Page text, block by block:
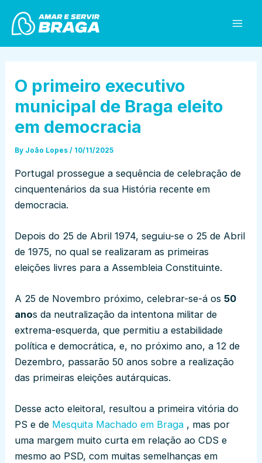
content
O primeiro executivo
municipal de Braga eleito
em democracia
By João Lopes/ 10/11/2025
Portugal prossegue a sequência de celebração de
cinquentenários da sua História recente em
democracia.
Depois do 25 de Abril 1974, seguiu-se o 25 de Abril
de 1975, no qual se realizaram as primeiras
eleições livres para a Assembleia Constituinte.
A 25 de Novembro próximo, celebrar-se-á os50
anos da neutralização da intentona militar de
extrema-esquerda, que permitiu a estabilidade
política e democrática, e, no próximo ano, a 12 de
Dezembro, passarão 50 anos sobre a realização
das primeiras eleições autárquicas.
Desse acto eleitoral, resultou a primeira vitória do
PS e de Mesquita Machado em Braga , mas por
uma margem muito curta em relação ao CDS e
mesmo ao PSD, com muitas semelhanças em
navigation